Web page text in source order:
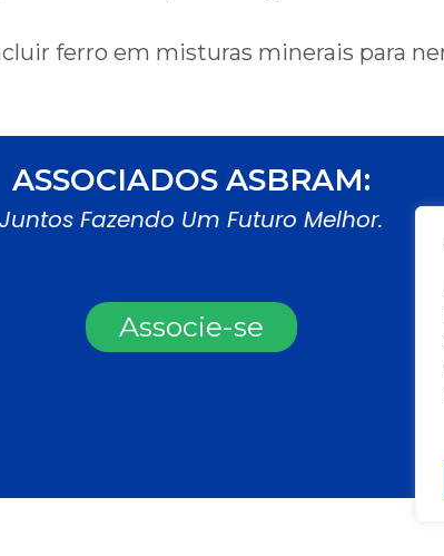
ferro em misturas minerais para
ASSOCIADOS ASBRAM:
Juntos Fazendo Um Futuro Melhor.
Associe-se